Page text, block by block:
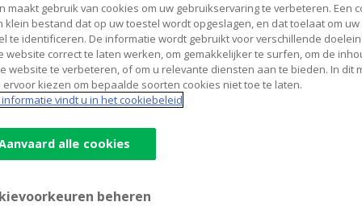
van werken, wonen en/of vrije tijd van volwassenen
maakt gebruik van cookies om uw gebruikservaring te verbeteren. Een
klein bestand dat op uw toestel wordt opgeslagen, en dat toelaat om uw
te identificeren. De informatie wordt gebruikt voor verschillende
website correct te laten werken, om gemakkelijker te surfen, om de
website te verbeteren, of om u relevante diensten aan te bieden. In dit
ervoor kiezen om bepaalde soorten cookies niet toe te laten.
vindt u in het cookiebeleid
alle cookies
beheren